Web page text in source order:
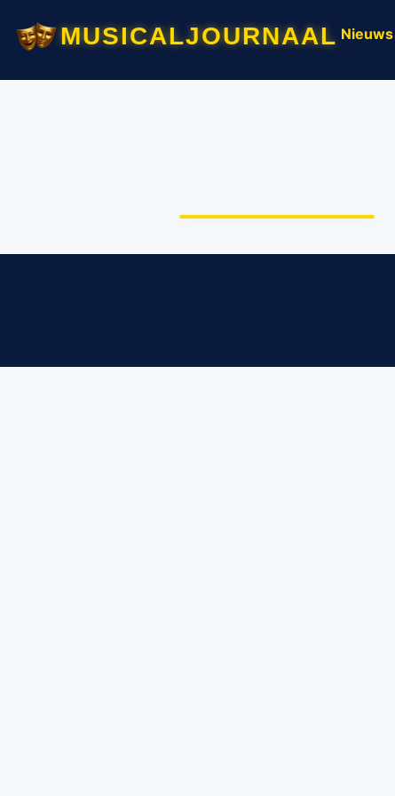
musicaljournaal Nieuws